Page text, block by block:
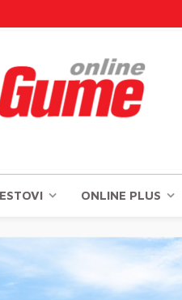
ONLINE PLUS